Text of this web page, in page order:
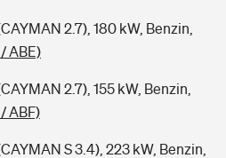
für deine Kids
eingestuft
2.7), 180 kW, Benzin,
ABE)
2.7), 155 kW, Benzin,
ABF)
S 3.4), 223 kW, Benzin,